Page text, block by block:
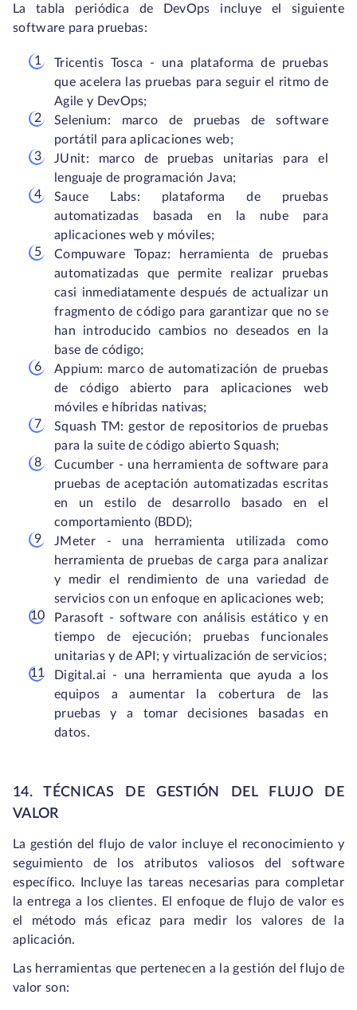
La tabla periódica de DevOps incluye el siguiente
software para pruebas:
Tricentis Tosca - una plataforma de pruebas
que acelera las pruebas para seguir el ritmo de
Agile y DevOps;
Selenium: marco de pruebas de software
portátil para aplicaciones web;
JUnit: marco de pruebas unitarias para el
lenguaje de programación Java;
Sauce Labs: plataforma de pruebas
automatizadas basada en la nube para
aplicaciones web y móviles;
Compuware Topaz: herramienta de pruebas
automatizadas que permite realizar pruebas
casi inmediatamente después de actualizar un
fragmento de código para garantizar que no se
han introducido cambios no deseados en la
base de código;
Appium: marco de automatización de pruebas
de código abierto para aplicaciones web
móviles e híbridas nativas;
Squash TM: gestor de repositorios de pruebas
para la suite de código abierto Squash;
Cucumber - una herramienta de software para
pruebas de aceptación automatizadas escritas
en un estilo de desarrollo basado en el
comportamiento (BDD);
JMeter - una herramienta utilizada como
herramienta de pruebas de carga para analizar
y medir el rendimiento de una variedad de
servicios con un enfoque en aplicaciones web;
Parasoft - software con análisis estático y en
tiempo de ejecución; pruebas funcionales
unitarias y de API; y virtualización de servicios;
Digital.ai - una herramienta que ayuda a los
equipos a aumentar la cobertura de las
pruebas y a tomar decisiones basadas en
datos.
14. TÉCNICAS DE GESTIÓN DEL FLUJO DE
VALOR
La gestión del flujo de valor incluye el reconocimiento y
seguimiento de los atributos valiosos del software
específico. Incluye las tareas necesarias para completar
la entrega a los clientes. El enfoque de flujo de valor es
el método más eficaz para medir los valores de la
aplicación.
Las herramientas que pertenecen a la gestión del flujo de
valor son: